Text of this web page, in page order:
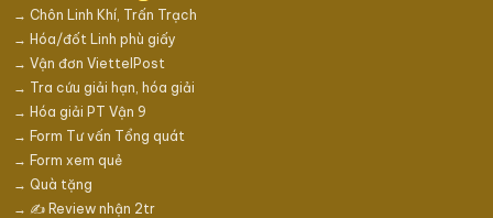
→ Chôn Linh Khí, Trấn Trạch
→ Hóa/đốt Linh phù giấy
→ Vận đơn ViettelPost
→ Tra cứu giải hạn, hóa giải
→ Hóa giải PT Vận 9
→ Form Tư vấn Tổng quát
→ Form xem quẻ
→ Quà tặng
→ ✍️ Review nhận 2tr